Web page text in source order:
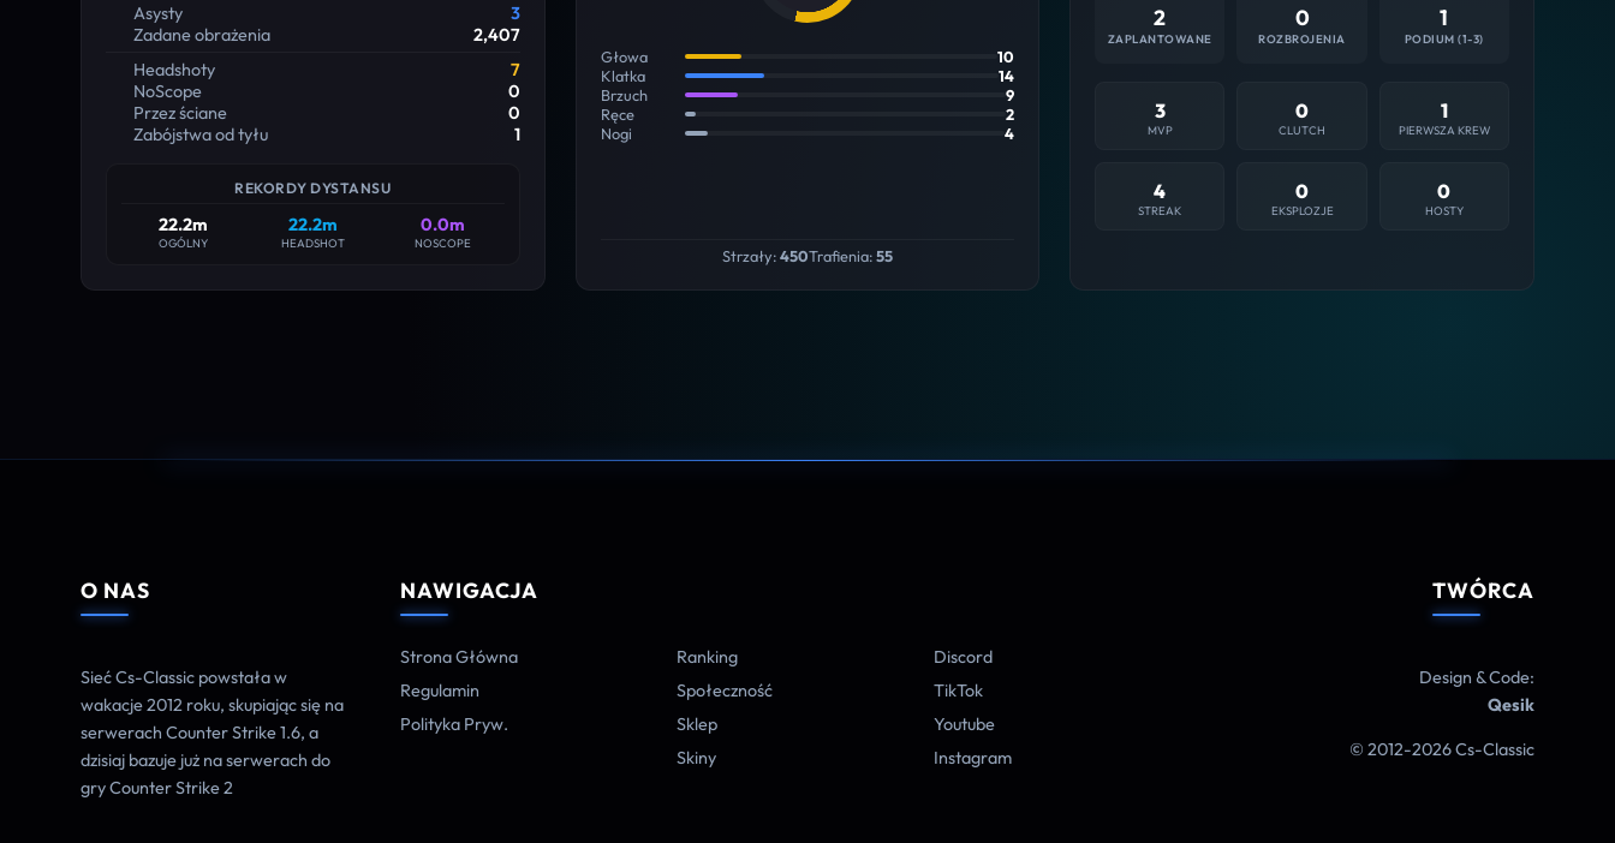
Asysty
3
Zadane obrażenia
2,407
Headshoty
7
NoScope
0
Przez ściane
0
Zabójstwa od tyłu
1
REKORDY DYSTANSU
22.2m
OGÓLNY
22.2m
HEADSHOT
0.0m
NOSCOPE
Głowa
10
Klatka
14
Brzuch
9
Ręce
2
Nogi
4
Strzały:450Trafienia:55
2
ZAPLANTOWANE
0
ROZBROJENIA
1
PODIUM (1-3)
3
MVP
0
CLUTCH
1
PIERWSZA KREW
4
STREAK
0
EKSPLOZJE
0
HOSTY
O NAS
Sieć Cs-Classic powstała w
wakacje 2012 roku, skupiając się na
serwerach Counter Strike 1.6, a
dzisiaj bazuje już na serwerach do
gry Counter Strike 2
NAWIGACJA
Strona Główna
Regulamin
Polityka Pryw.
Ranking
Społeczność
Sklep
Skiny
Discord
TikTok
Youtube
Instagram
TWÓRCA
Design & Code:
Qesik
© 2012-2026 Cs-Classic